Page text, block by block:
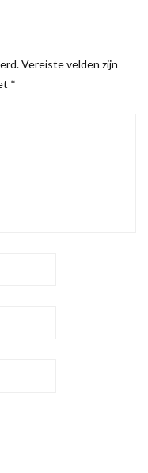
Vereiste velden zijn
*